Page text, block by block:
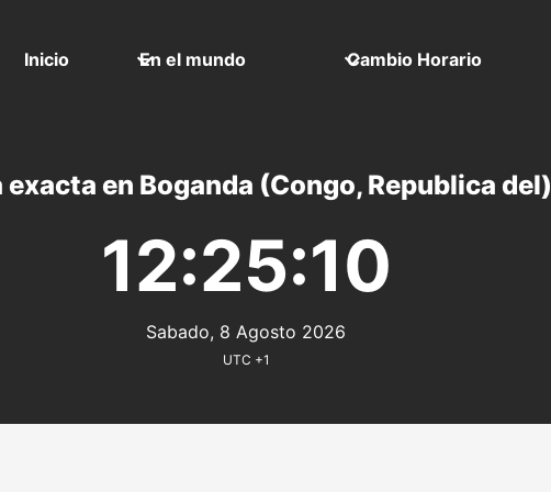
Inicio En el mundo Cambio Horario
exacta en Boganda (Congo, Republica del)
12:25:10
Sabado, 8 Agosto 2026
UTC +1